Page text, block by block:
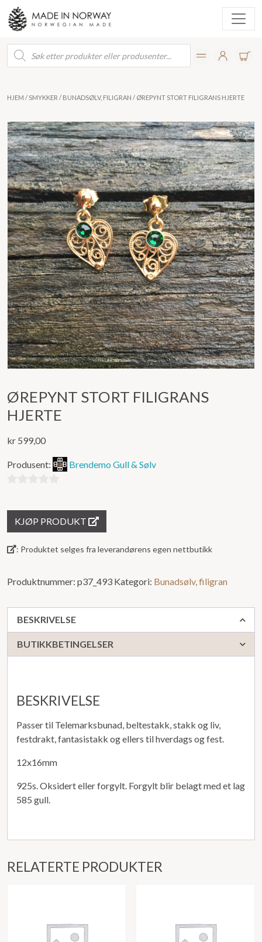
Products
search
HJEM / SMYKKER / BUNADSØLV, FILIGRAN / ØREPYNT STORT FILIGRANS HJERTE
ØREPYNT STORT FILIGRANS
HJERTE
kr 599,00
Produsent: Brendemo Gull & Sølv
KJØP PRODUKT
: Produktet selges fra leverandørens egen nettbutikk
Produktnummer: p37_493 Kategori: Bunadsølv, filigran
BESKRIVELSE
BUTIKKBETINGELSER
BESKRIVELSE
Passer til Telemarksbunad, beltestakk, stakk og liv,
festdrakt, fantasistakk og ellers til hverdags og fest.
12x16mm
925s. Oksidert eller forgylt. Forgylt blir belagt med et lag
585 gull.
RELATERTE PRODUKTER